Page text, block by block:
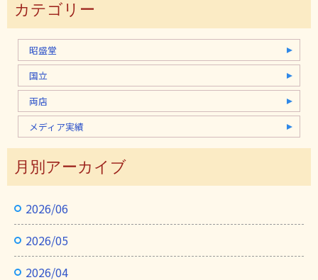
カテゴリー
昭盛堂
国立
両店
メディア実績
月別アーカイブ
2026/06
2026/05
2026/04